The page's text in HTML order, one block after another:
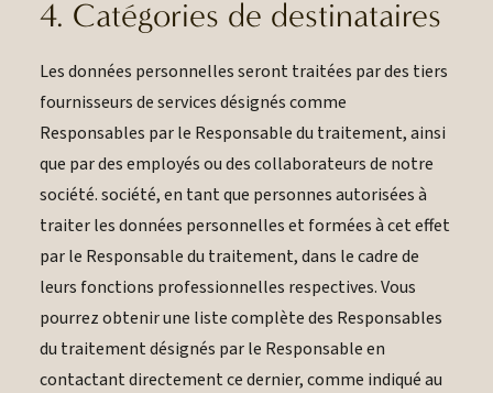
4. Catégories de destinataires
Les données personnelles seront traitées par des tiers
fournisseurs de services désignés comme
Responsables par le Responsable du traitement, ainsi
que par des employés ou des collaborateurs de notre
société. société, en tant que personnes autorisées à
traiter les données personnelles et formées à cet effet
par le Responsable du traitement, dans le cadre de
leurs fonctions professionnelles respectives. Vous
pourrez obtenir une liste complète des Responsables
du traitement désignés par le Responsable en
contactant directement ce dernier, comme indiqué au